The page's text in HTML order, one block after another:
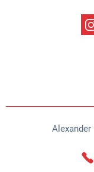
Alexander